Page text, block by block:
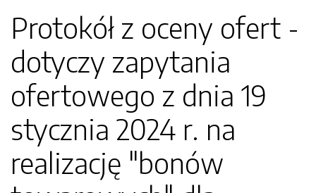
Protokół z oceny ofert -
dotyczy zapytania
ofertowego z dnia 19
stycznia 2024 r. na
realizację "bonów